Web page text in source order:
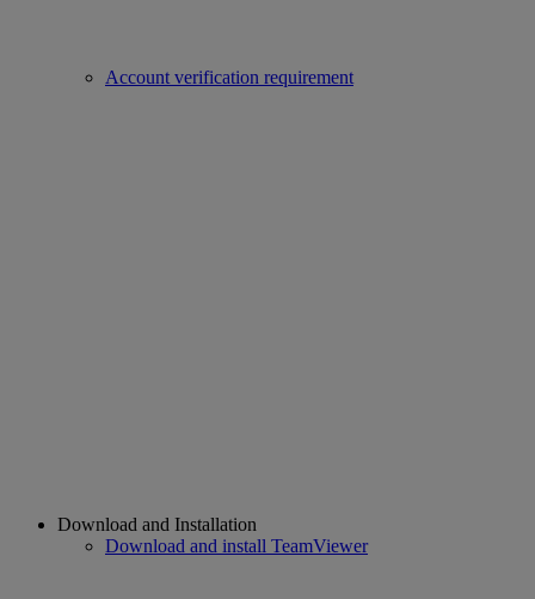
Account verification requirement
Download and Installation
Download and install TeamViewer